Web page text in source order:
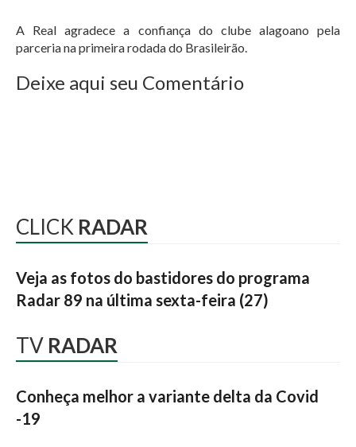
A Real agradece a confiança do clube alagoano pela
parceria na primeira rodada do Brasileirão.
Deixe aqui seu Comentário
CLICK RADAR
Veja as fotos do bastidores do programa
Radar 89 na última sexta-feira (27)
TV RADAR
Conheça melhor a variante delta da Covid
-19